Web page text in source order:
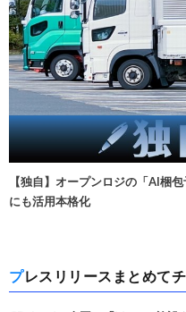
【独自】オープンロジの「AI梱
にも活用本格化
プレスリリースまとめて